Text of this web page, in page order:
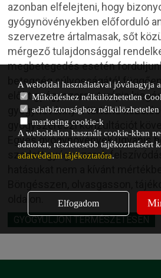
azonban elfelejteni, hogy
gyógynövényekben előforduló
szervezetre ártalmasak, sőt
mérgező tulajdonsággal
megbetegedés esetén
betegség súlyosságától
előírt gyógyszeres terápia
gyógynövénnyel történő
gyógyszerészi konzultációt
Egyes gyógynövények ugyanis
szedett gyógyszerek
GYÓGYULJON TERMÉSZETESEN
A weboldal használatával jóváhagyja
Működéshez nélkülözhetetlen
adatbiztonsághoz
marketing cookie-k
A weboldalon használt cookie-kban
adatokat, részletesebb tájékoztatásért
adatvédelmi tájékoztatóra.
Elfogadom